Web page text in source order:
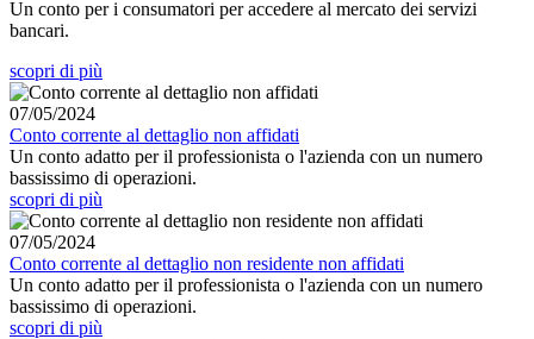
Un conto per i consumatori per accedere al mercato dei servizi
bancari.
scopri di più
07/05/2024
Conto corrente al dettaglio non affidati
Un conto adatto per il professionista o l'azienda con un numero
bassissimo di operazioni.
scopri di più
07/05/2024
Conto corrente al dettaglio non residente non affidati
Un conto adatto per il professionista o l'azienda con un numero
bassissimo di operazioni.
scopri di più